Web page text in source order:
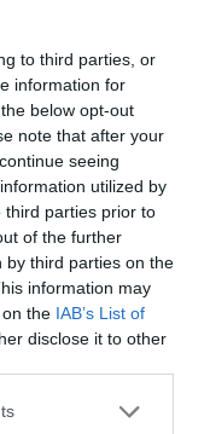
to third parties, or
information for
below opt-out
note that after your
seeing
utilized by
third parties prior to
of the further
by third parties on the
information may
the IAB’s List of
disclose it to other
Φεστιβάλ
μια μικρού
σπουδαίου
κριτικές από
du Cinéma.
τον Neo ως
του ανεξάρτητου
Film).
(2017) και του
Lab (2022), ο Neo
του μεγάλου
ως